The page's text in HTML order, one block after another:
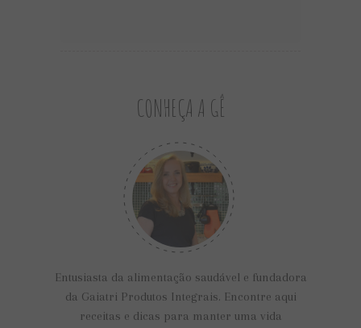
CONHEÇA A GÊ
Entusiasta da alimentação saudável e fundadora
da Gaiatri Produtos Integrais. Encontre aqui
receitas e dicas para manter uma vida